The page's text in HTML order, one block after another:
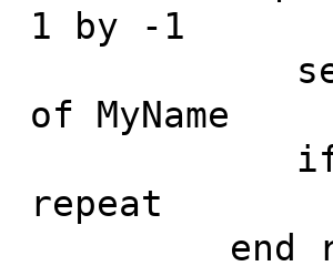
1 by -1
set
of MyName
if
repeat
end